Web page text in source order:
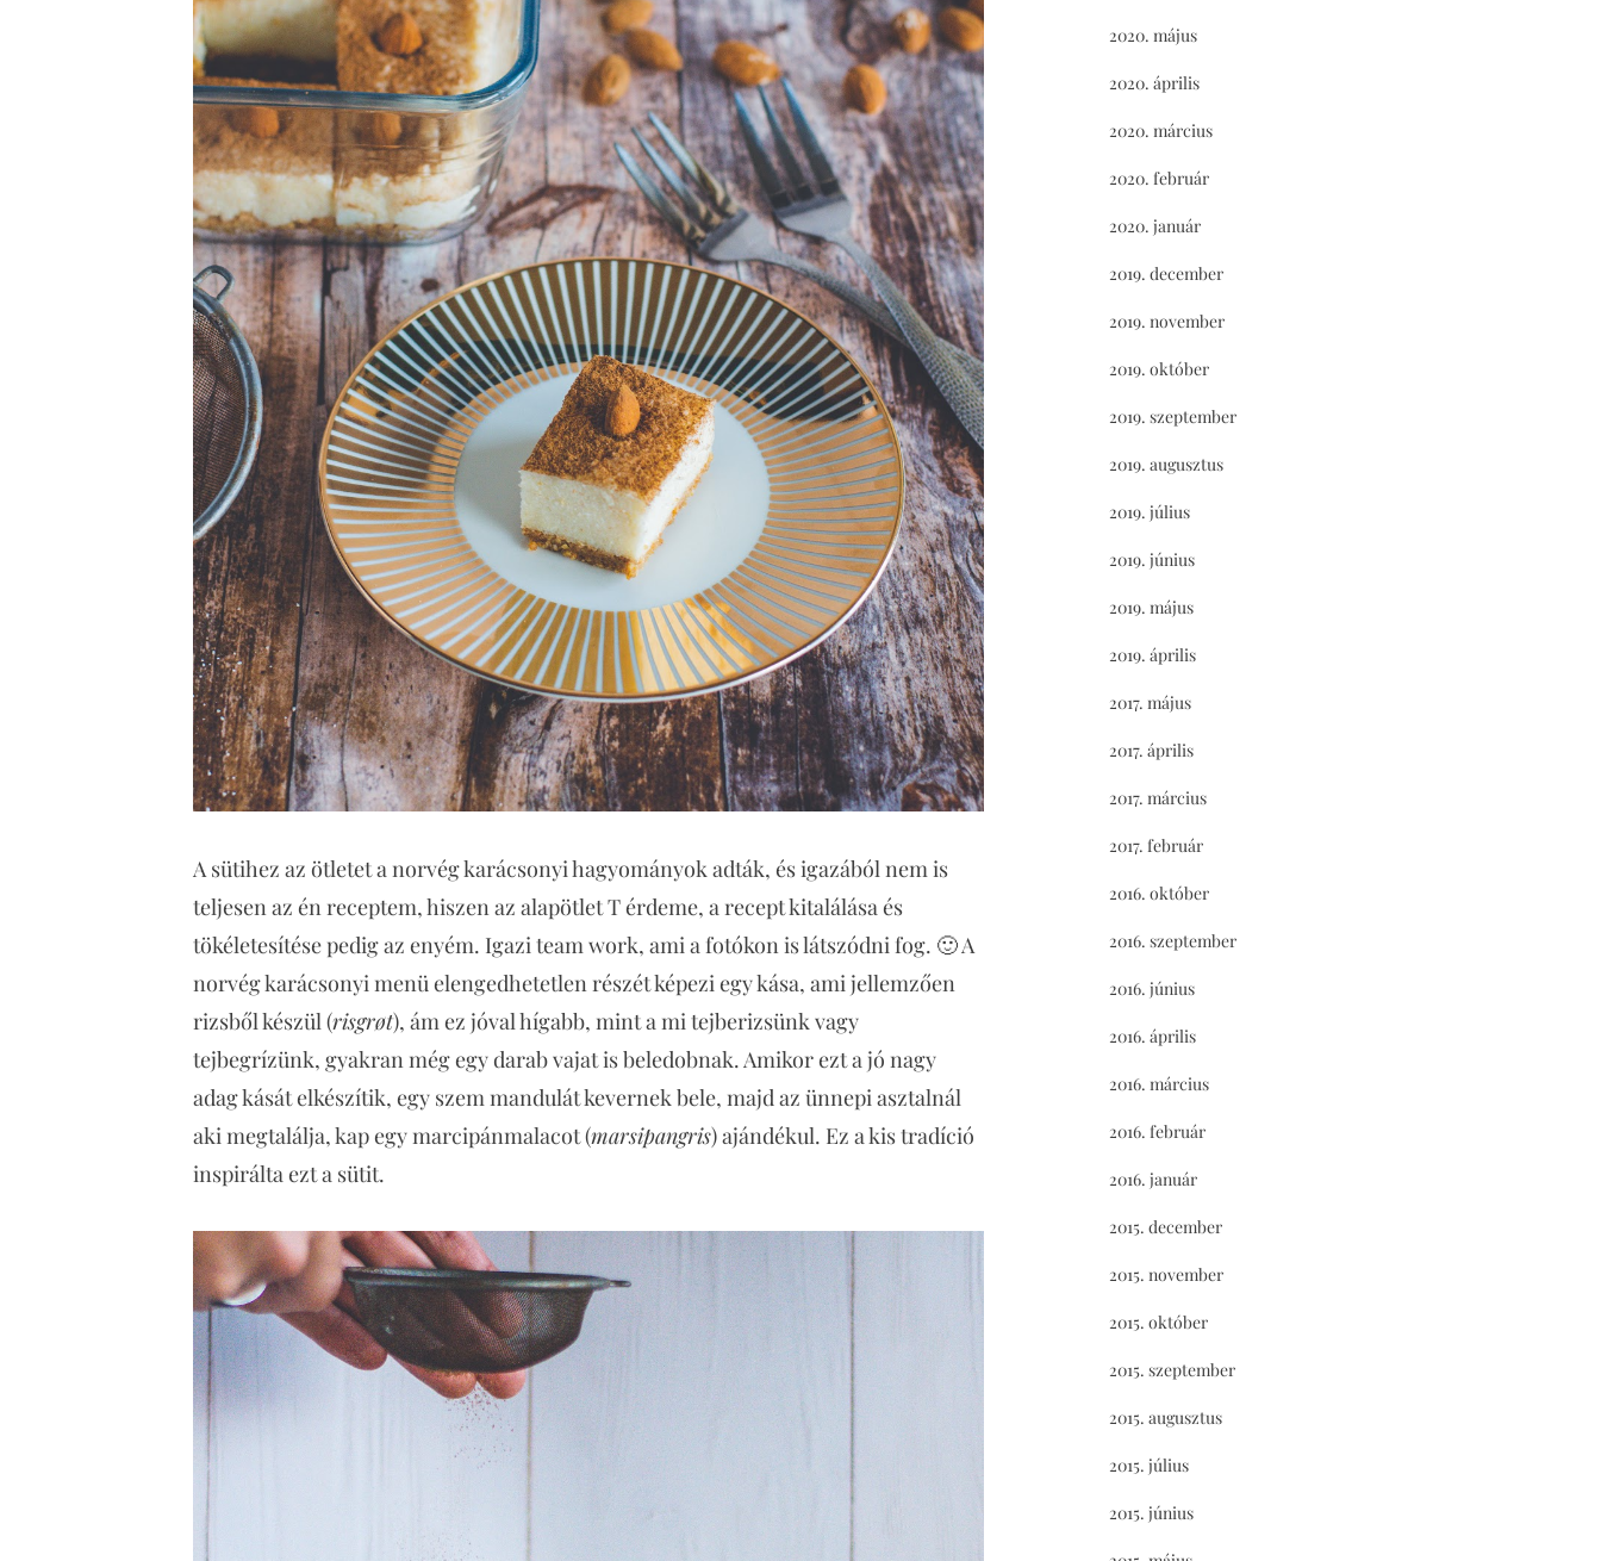
A sütihez az ötletet a norvég karácsonyi hagyományok adták, és igazából nem is
teljesen az én receptem, hiszen az alapötlet T érdeme, a recept kitalálása és
tökéletesítése pedig az enyém. Igazi team work, ami a fotókon is látszódni fog. 🙂 A
norvég karácsonyi menü elengedhetetlen részét képezi egy kása, ami jellemzően
rizsből készül (risgrøt), ám ez jóval hígabb, mint a mi tejberizsünk vagy
tejbegrízünk, gyakran még egy darab vajat is beledobnak. Amikor ezt a jó nagy
adag kását elkészítik, egy szem mandulát kevernek bele, majd az ünnepi asztalnál
aki megtalálja, kap egy marcipánmalacot (marsipangris) ajándékul. Ez a kis tradíció
inspirálta ezt a sütit.
2020. május
2020. április
2020. március
2020. február
2020. január
2019. december
2019. november
2019. október
2019. szeptember
2019. augusztus
2019. július
2019. június
2019. május
2019. április
2017. május
2017. április
2017. március
2017. február
2016. október
2016. szeptember
2016. június
2016. április
2016. március
2016. február
2016. január
2015. december
2015. november
2015. október
2015. szeptember
2015. augusztus
2015. július
2015. június